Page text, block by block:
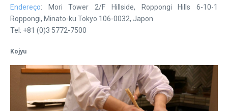
Endereço: Mori Tower 2/F Hillside, Roppongi Hills 6-10-1
Roppongi, Minato-ku Tokyo 106-0032, Japon
Tel: +81 (0)3 5772-7500
Kojyu